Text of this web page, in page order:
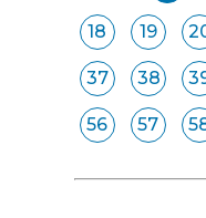
18 19
37 38
56 57